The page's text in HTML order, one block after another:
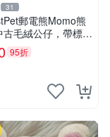
31
郵電熊Momo熊
古毛絨公仔，帶標牌
。絕版稀有少見收藏
接受，狀態如圖。
，毛絨精品嚴選推
95折